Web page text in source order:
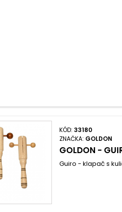
KÓD:33180
ZNAČKA: GOLDON
GOLDON -
Guiro - klapač s